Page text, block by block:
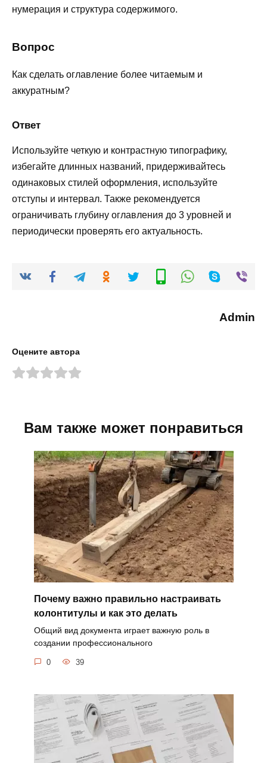
нумерация и структура содержимого.
Вопрос
Как сделать оглавление более читаемым и
аккуратным?
Ответ
Используйте четкую и контрастную типографику,
избегайте длинных названий, придерживайтесь
одинаковых стилей оформления, используйте
отступы и интервал. Также рекомендуется
ограничивать глубину оглавления до 3 уровней и
периодически проверять его актуальность.
Admin
Оцените автора
Вам также может понравиться
Почему важно правильно настраивать
колонтитулы и как это делать
Общий вид документа играет важную роль в
создании профессионального
0 39